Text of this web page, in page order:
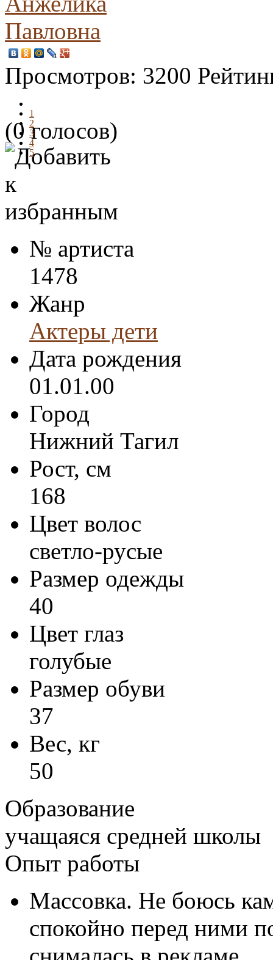
Просмотров: 3200
1
2
3
4
5
(0 голосов)
№ артиста
1478
Жанр
Актеры дети
Дата рождения
01.01.00
Город
Нижний Тагил
Рост, см
168
Цвет волос
светло-русые
Размер одежды
40
Цвет глаз
голубые
Размер обуви
37
Вес, кг
50
Образование
учащаяся средней школы
Опыт работы
Массовка. Не боюсь
спокойно перед ними